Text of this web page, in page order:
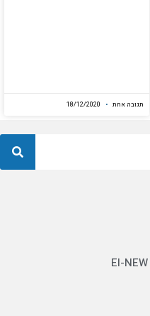
תגובה אחת